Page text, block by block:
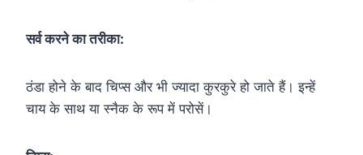
सर्व करने का तरीका:
ठंडा होने के बाद चिप्स और भी ज्यादा कुरकुरे हो जाते हैं। इन्हें
चाय के साथ या स्नैक के रूप में परोसें।